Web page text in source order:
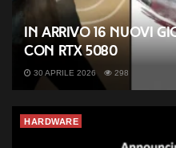
In arrivo 16 nuovi
con RTX 5080
30 APRILE 2026 298
HARDWARE